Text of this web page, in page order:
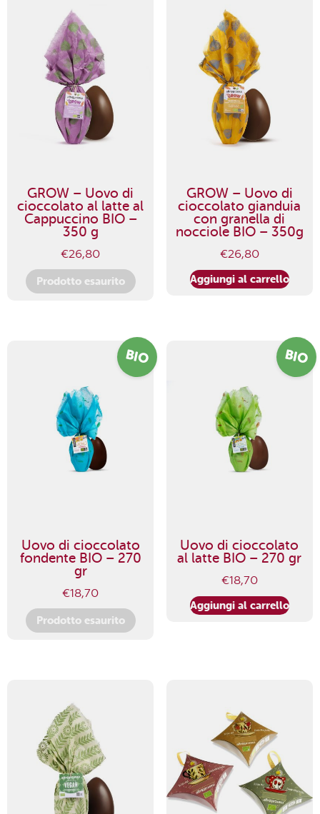
GROW – Uovo di
cioccolato al latte al
Cappuccino BIO –
350 g
€26,80
Prodotto esaurito
GROW – Uovo di
cioccolato gianduia
con granella di
nocciole BIO – 350g
€26,80
Aggiungi al carrello
BIO
Uovo di cioccolato
fondente BIO – 270
gr
€18,70
Prodotto esaurito
BIO
Uovo di cioccolato
al latte BIO – 270 gr
€18,70
Aggiungi al carrello